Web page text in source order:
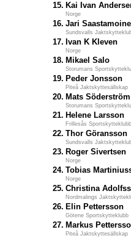
15. Kai Ivan
Norge
16. Jari
Sundsvalls
17. Ivan K Kleven
Norge
18. Mikael Salo
Storumans
19. Peder Jonsson
Piteå Jaktskyttesällskap
20. Mats Söderström
Storumans
21. Helene Larsson
Frillesås
22. Thor Göransson
Sundsvalls
23. Roger Sivertsen
Norge
24. Tobias
Norge
25. Christina
Nordmalings
26. Elin Pettersson
Götene Sportskytteklubb
27. Markus
Piteå Jaktskyttesällskap